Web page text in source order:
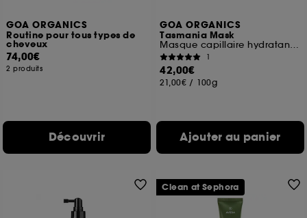
GOA ORGANICS
Routine pour tous types de
cheveux
74,00€
2 produits
Découvrir
GOA ORGANICS
Tasmania Mask
Masque capillaire hydratant intense
1
42,00€
21,00€ / 100g
Ajouter au panier
Clean at Sephora